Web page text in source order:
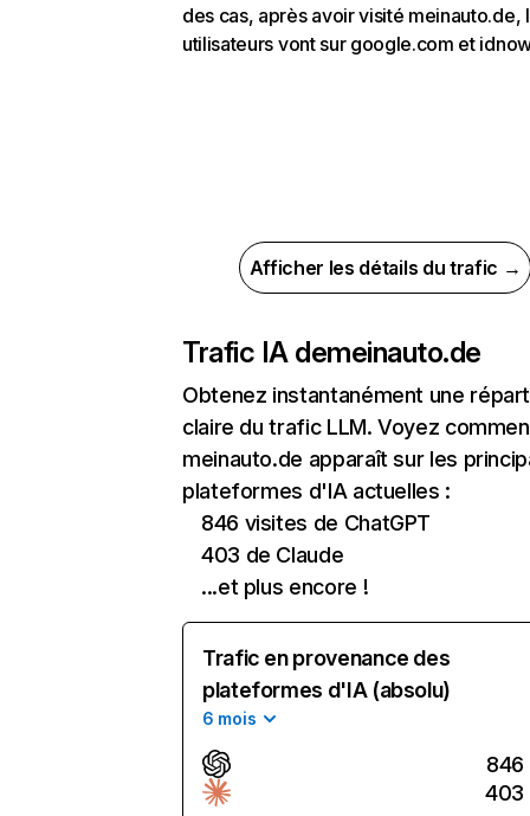
des cas, après avoir visité meinauto.de,
utilisateurs vont sur google.com et
Afficher les détails du trafic →
Trafic IA demeinauto.de
Obtenez instantanément une
claire du trafic LLM. Voyez
meinauto.de apparaît sur les
plateformes d'IA actuelles :
846 visites de ChatGPT
403 de Claude
...et plus encore !
Trafic en provenance des
plateformes d'IA (absolu)
6 mois
846
403